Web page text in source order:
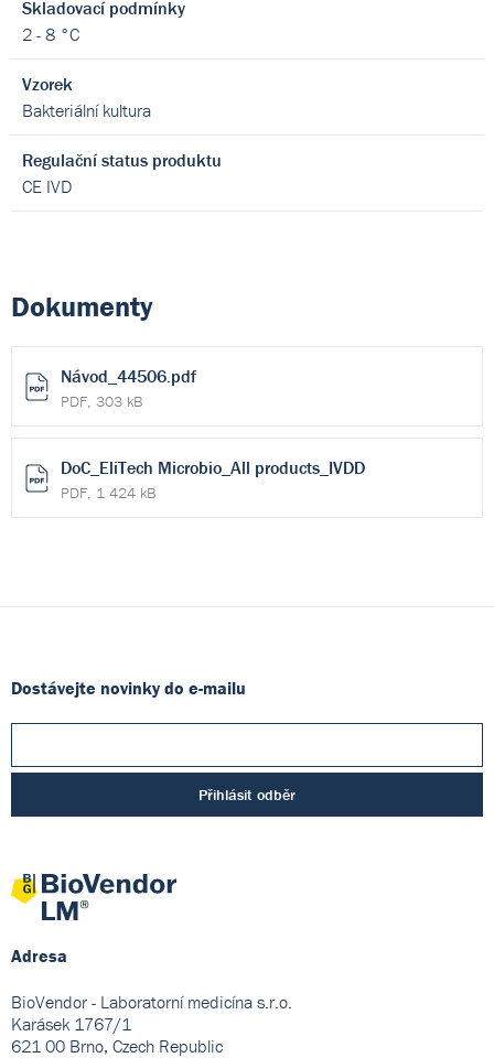
Skladovací podmínky
2 - 8 °C
Vzorek
Bakteriální kultura
Regulační status produktu
CE IVD
Dokumenty
Návod_44506.pdf
PDF, 303 kB
DoC_EliTech Microbio_All products_IVDD
PDF, 1 424 kB
Dostávejte novinky do e-mailu
Přihlásit odběr
Adresa
BioVendor - Laboratorní medicína s.r.o.
Karásek 1767/1
621 00 Brno, Czech Republic